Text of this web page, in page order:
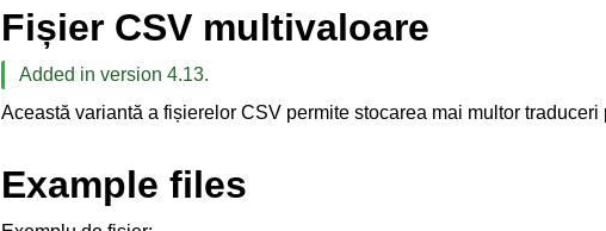
Fișier CSV multivaloare
Added in version 4.13.
Această variantă a fișierelor CSV permite stocarea mai multor traduceri
Example files